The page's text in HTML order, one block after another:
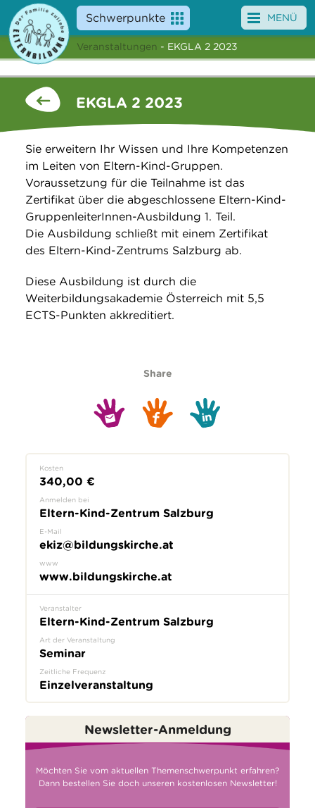
Schwerpunkte
Angebote
Veranstaltungen
Service
Über uns
Suche
MENÜ
Veranstaltungen - EKGLA 2 2023
EKGLA 2 2023
Sie erweitern Ihr Wissen und Ihre Kompetenzen
im Leiten von Eltern-Kind-Gruppen.
Voraussetzung für die Teilnahme ist das
Zertifikat über die abgeschlossene Eltern-Kind-
GruppenleiterInnen-Ausbildung 1. Teil.
Die Ausbildung schließt mit einem Zertifikat
des Eltern-Kind-Zentrums Salzburg ab.
Diese Ausbildung ist durch die
Weiterbildungsakademie Österreich mit 5,5
ECTS-Punkten akkreditiert.
Share
Kosten
340,00 €
Anmelden bei
Eltern-Kind-Zentrum Salzburg
E-Mail
ekiz@bildungskirche.at
www
www.bildungskirche.at
Veranstalter
Eltern-Kind-Zentrum Salzburg
Art der Veranstaltung
Seminar
Zeitliche Frequenz
Einzelveranstaltung
Newsletter-Anmeldung
Möchten Sie vom aktuellen Themenschwerpunkt erfahren?
Dann bestellen Sie doch unseren kostenlosen Newsletter!